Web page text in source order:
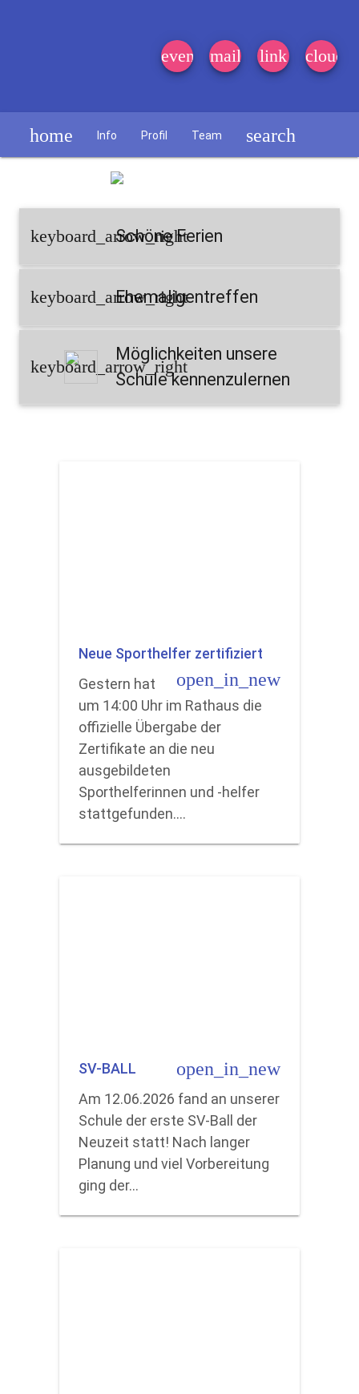
event_note
mail link cloud
home Info Profil Team search
keyboard_arrow_right
Schöne Ferien
keyboard_arrow_rightEhemaligentreffen
keyboard_arrow_right
Möglichkeiten unsere
Schule kennenzulernen
Neue Sporthelfer zertifiziert
open_in_new
Gestern hat
um 14:00 Uhr im Rathaus die
offizielle Übergabe der
Zertifikate an die neu
ausgebildeten
Sporthelferinnen und -helfer
stattgefunden.…
SV-BALL open_in_new
Am 12.06.2026 fand an unserer
Schule der erste SV-Ball der
Neuzeit statt! Nach langer
Planung und viel Vorbereitung
ging der…